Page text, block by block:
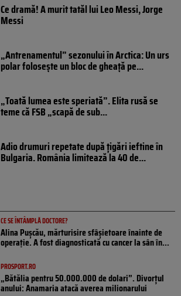
Ce dramă! A murit tatăl lui Leo Messi, Jorge
Messi
„Antrenamentul” sezonului în Arctica: Un urs
polar folosește un bloc de gheață pe...
„Toată lumea este speriată”. Elita rusă se
teme că FSB „scapă de sub...
Adio drumuri repetate după țigări ieftine în
Bulgaria. România limitează la 40 de...
CE SE ÎNTÂMPLĂ DOCTORE?
Alina Pușcău, mărturisire sfâșietoare înainte de
operație. A fost diagnosticată cu cancer la sân în...
PROSPORT.RO
„Bătălia pentru 50.000.000 de dolari”. Divorțul
anului: Anamaria atacă averea milionarului